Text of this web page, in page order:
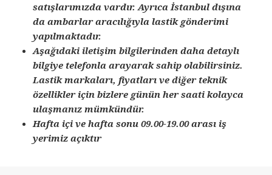
satışlarımızda vardır. Ayrıca İstanbul dışına
da ambarlar aracılığıyla lastik gönderimi
yapılmaktadır.
Aşağıdaki iletişim bilgilerinden daha detaylı
bilgiye telefonla arayarak sahip olabilirsiniz.
Lastik markaları, fiyatları ve diğer teknik
özellikler için bizlere günün her saati kolayca
ulaşmanız mümkündür.
Hafta içi ve hafta sonu 09.00-19.00 arası iş
yerimiz açıktır